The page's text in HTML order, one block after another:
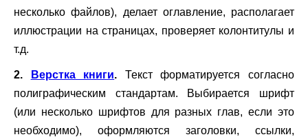
несколько файлов), делает оглавление, располагает
иллюстрации на страницах, проверяет колонтитулы и
т.д.
2. Верстка книги. Текст форматируется согласно
полиграфическим стандартам. Выбирается шрифт
(или несколько шрифтов для разных глав, если это
необходимо), оформляются заголовки, ссылки,